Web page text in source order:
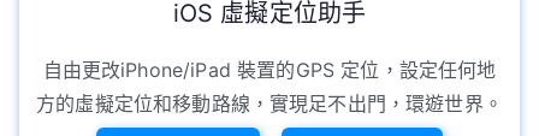
iOS 虛擬定位助手
自由更改iPhone/iPad 裝置的GPS 定位，設定任何地
方的虛擬定位和移動路線，實現足不出門，環遊世界。